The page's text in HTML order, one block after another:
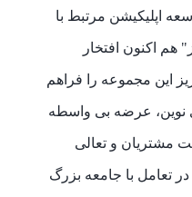
اپلیکیشن مرتبط با
اکنون افتخار
این مجموعه را فراهم
نوین، عرضه بی واسطه
مشتریان و تعالی
تعامل با جامعه بزرگ